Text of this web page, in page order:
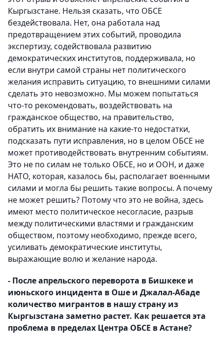
Кыргызстане. Нельзя сказать, что ОБСЕ
бездействовала. Нет, она работала над
предотвращением этих событий, проводила
экспертизу, содействовала развитию
демократических институтов, поддерживала, но
если внутри самой страны нет политического
желания исправить ситуацию, то внешними силами
сделать это невозможно. Мы можем попытаться
что-то рекомендовать, воздействовать на
гражданское общество, на правительство,
обратить их внимание на какие-то недостатки,
подсказать пути исправления, но в целом ОБСЕ не
может противодействовать внутренним событиям.
Это не по силам не только ОБСЕ, но и ООН, и даже
НАТО, которая, казалось бы, располагает военными
силами и могла бы решить такие вопросы. А почему
не может решить? Потому что это не война, здесь
имеют место политическое несогласие, разрыв
между политическими властями и гражданским
обществом, поэтому необходимо, прежде всего,
усиливать демократические институты,
выражающие волю и желание народа.
- После апрельского переворота в Бишкеке и
июньского инцидента в Оше и Джалал-Абаде
количество мигрантов в нашу страну из
Кыргызстана заметно растет. Как решается эта
проблема в пределах Центра ОБСЕ в Астане?